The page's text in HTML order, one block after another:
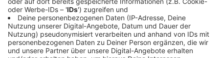
Pop-up-Bürgerbüro im Aquazoo
Anzeige